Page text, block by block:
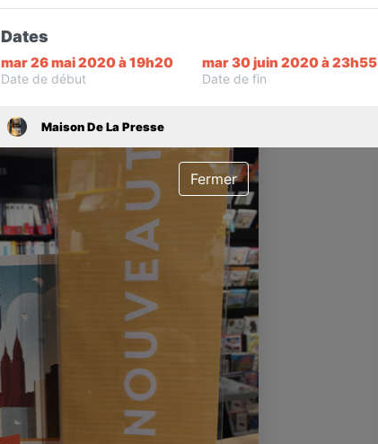
Infos
Dates
mar 26 mai 2020 à 19h20
Date de début
mar 30 juin 2020 à 23h55
Date de fin
Maison De La Presse
Fermer